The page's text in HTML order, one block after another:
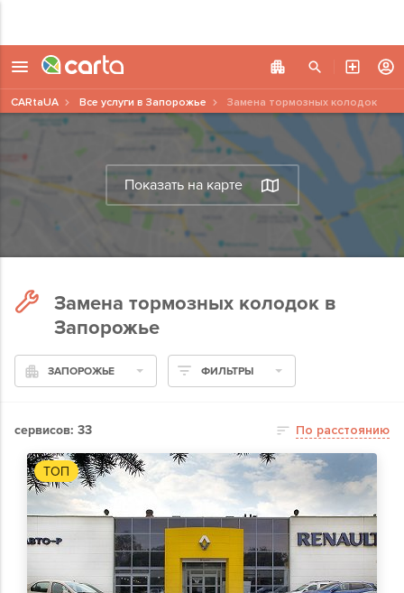
Показать на карте
CARtaUA Все услуги в Запорожье Замена тормозных колодок
Замена тормозных колодок в
Запорожье
ЗАПОРОЖЬЕ ФИЛЬТРЫ
сервисов: 33 По расстоянию
ТОП